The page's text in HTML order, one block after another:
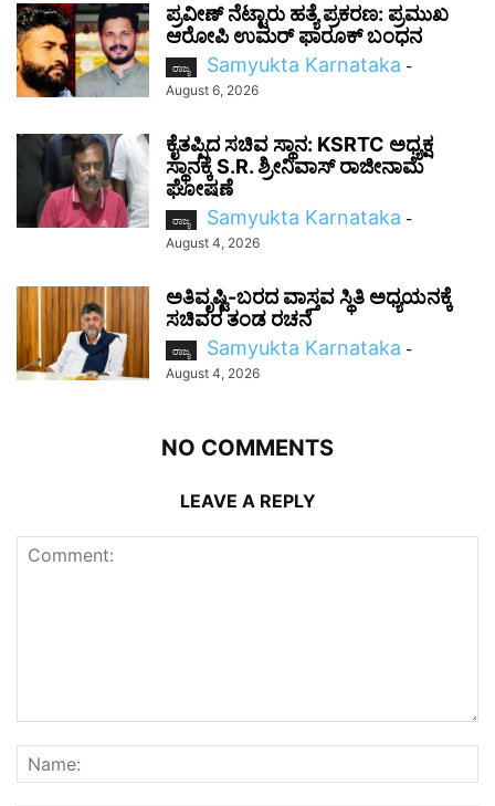
ಪ್ರವೀಣ್ ನೆಟ್ಟಾರು ಹತ್ಯೆ ಪ್ರಕರಣ: ಪ್ರಮುಖ
ಆರೋಪಿ ಉಮರ್ ಫಾರೂಕ್ ಬಂಧನ
ರಾಜ್ಯ Samyukta Karnataka -
August 6, 2026
ಕೈತಪ್ಪಿದ ಸಚಿವ ಸ್ಥಾನ: KSRTC ಅಧ್ಯಕ್ಷ
ಸ್ಥಾನಕ್ಕೆ S.R. ಶ್ರೀನಿವಾಸ್ ರಾಜೀನಾಮೆ
ಘೋಷಣೆ
ರಾಜ್ಯ Samyukta Karnataka -
August 4, 2026
ಅತಿವೃಷ್ಟಿ-ಬರದ ವಾಸ್ತವ ಸ್ಥಿತಿ ಅಧ್ಯಯನಕ್ಕೆ
ಸಚಿವರ ತಂಡ ರಚನೆ
ರಾಜ್ಯ Samyukta Karnataka -
August 4, 2026
NO COMMENTS
LEAVE A REPLY